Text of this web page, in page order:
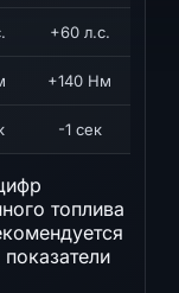
+60 л.с.
+140 Нм
-1 сек
топлива